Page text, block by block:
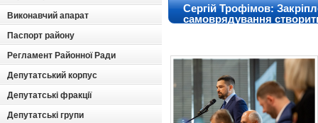
Виконавчий апарат
Паспорт району
Регламент Районної Ради
Депутатський корпус
Депутатські фракції
Депутатські групи
Сергій Трофімов:
самоврядування